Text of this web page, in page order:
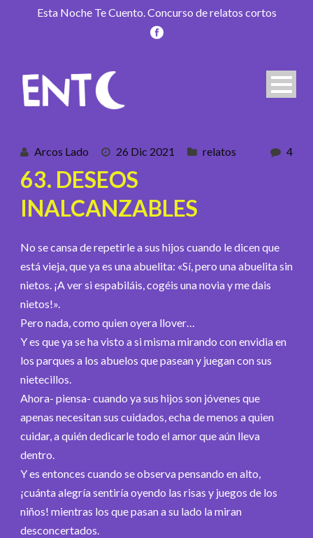
Esta Noche Te Cuento. Concurso de relatos cortos
Arcos Lado 26 Dic 2021 relatos 4
63. DESEOS
INALCANZABLES
No se cansa de repetirle a sus hijos cuando le dicen que
está vieja, que ya es una abuelita: «Sí, pero una abuelita sin
nietos. ¡A ver si espabiláis, cogéis una novia y me dais
nietos!».
Pero nada, como quien oyera llover…
Y es que ya se ha visto a si misma mirando con envidia en
los parques a los abuelos que pasean y juegan con sus
nietecillos.
Ahora- piensa- cuando ya sus hijos son jóvenes que
apenas necesitan sus cuidados, echa de menos a quien
cuidar, a quién dedicarle todo el amor que aún lleva
dentro.
Y es entonces cuando se observa pensando en alto,
¡cuánta alegría sentiría oyendo las risas y juegos de los
niños! mientras los que pasan a su lado la miran
desconcertados.